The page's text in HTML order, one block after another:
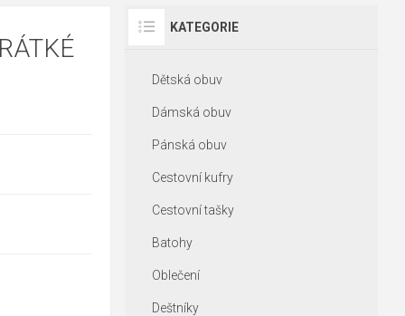
KATEGORIE
Dětská obuv
Dámská obuv
Pánská obuv
Cestovní kufry
Cestovní tašky
Batohy
Oblečení
Deštníky